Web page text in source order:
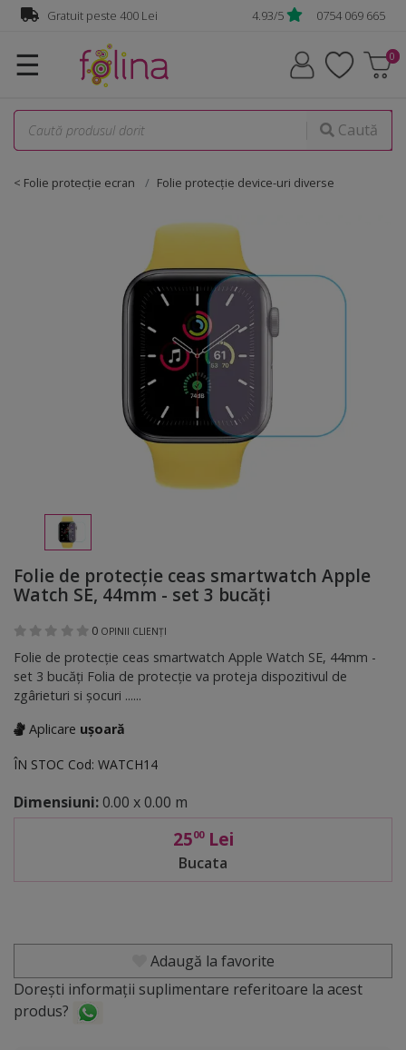
Gratuit peste 400 Lei 4.93/5 0754 069 665
☰
Caută
< Folie protecţie ecran Folie protecţie device-uri diverse
Folie de protecție ceas smartwatch Apple
Watch SE, 44mm - set 3 bucăți
0 OPINII CLIENȚI
Folie de protecție ceas smartwatch Apple Watch SE, 44mm -
set 3 bucăți Folia de protecție va proteja dispozitivul de
zgârieturi si șocuri ......
Aplicare ușoară
ÎN STOC Cod: WATCH14
Dimensiuni:0.00 x 0.00 m
2500Lei
Bucata
Adaugă la favorite
Dorești informații suplimentare referitoare la acest
produs?